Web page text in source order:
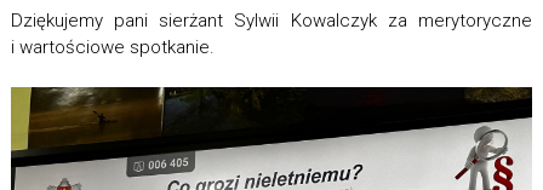
Dziękujemy pani sierżant Sylwii Kowalczyk za merytoryczne
i wartościowe spotkanie.